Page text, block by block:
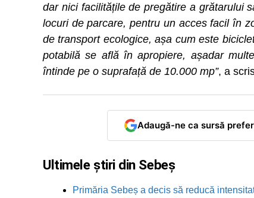
dar nici facilitățile de pregătire a grătarului
locuri de parcare, pentru un acces facil în
de transport ecologice, așa cum este
potabilă se află în apropiere, așadar
întinde pe o suprafață de 10.000 mp”, a
Adaugă-ne ca sursă
Ultimele știri din Sebeș
Primăria Sebeș a decis să reducă